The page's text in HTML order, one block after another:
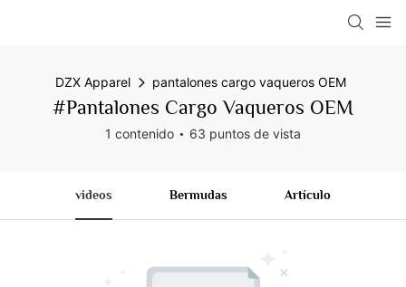
DZX Apparel pantalones cargo vaqueros OEM
#pantalones Cargo Vaqueros OEM
1 contenido 63 puntos de vista
videos Bermudas Artículo